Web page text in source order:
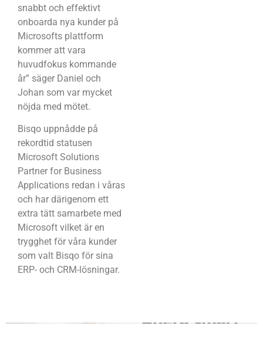
snabbt och effektivt
onboarda nya kunder på
Microsofts plattform
kommer att vara
huvudfokus kommande
år” säger Daniel och
Johan som var mycket
nöjda med mötet.
Bisqo uppnådde på
rekordtid statusen
Microsoft Solutions
Partner for Business
Applications redan i våras
och har därigenom ett
extra tätt samarbete med
Microsoft vilket är en
trygghet för våra kunder
som valt Bisqo för sina
ERP- och CRM-lösningar.